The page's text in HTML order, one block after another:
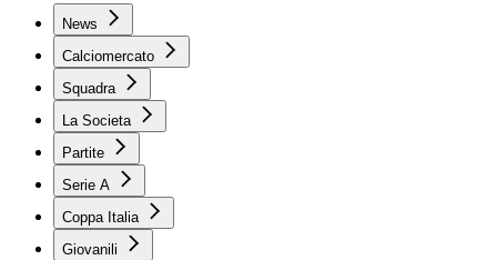
News
Calciomercato
Squadra
La Societa
Partite
Serie A
Coppa Italia
Giovanili